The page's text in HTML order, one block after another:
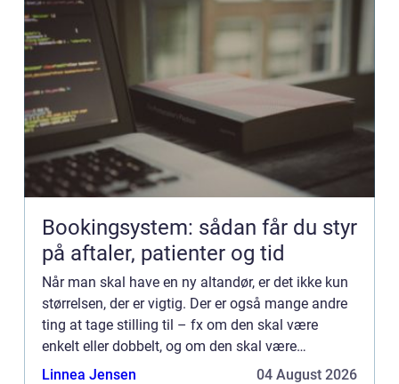
Bookingsystem: sådan får du styr
på aftaler, patienter og tid
Når man skal have en ny altandør, er det ikke kun
størrelsen, der er vigtig. Der er også mange andre
ting at tage stilling til – fx om den skal være
enkelt eller dobbelt, og om den skal være
produceret i træ eller metal. I denne artikel kigger
Linnea Jensen 04 August 2026